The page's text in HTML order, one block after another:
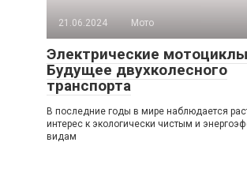
21.06.2024 Мото
Электрические
Будущее двухколесного
транспорта
В последние годы в мире наблюдается
интерес к экологически чистым и
видам